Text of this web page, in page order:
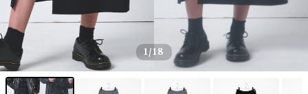
1/18